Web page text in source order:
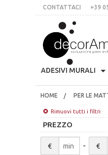
CONTATTACI +39
ADESIVI MURALI
Stile Liberty
L’IDEA
italianoinglese
HOME PER LE
Rimuovi tutti i filtri
PREZZO
€ - €